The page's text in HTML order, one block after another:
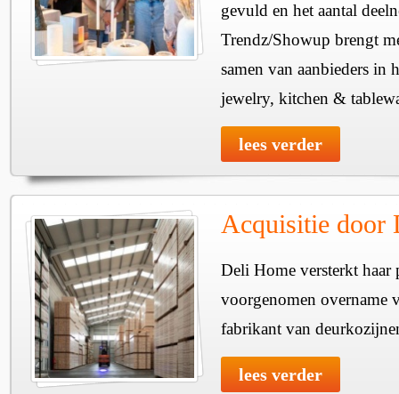
gevuld en het aantal
Trendz/Showup brengt
samen van aanbieders in
jewelry, kitchen &
lees verder
Acquisitie door
Deli Home versterkt haar
voorgenomen overname
fabrikant van
lees verder